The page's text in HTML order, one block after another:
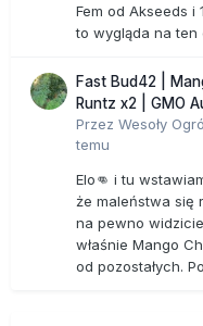
Fem od Akseeds i
to wygląda na ten
Fast Bud42 |
Runtz x2 | GMO
Przez Wesoły
temu
Elo👊 i tu
że maleństwa się
na pewno
właśnie Mango
od pozostałych.